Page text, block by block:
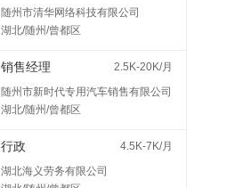
随州市清华网络科技有限公司
湖北/随州/曾都区
销售经理
2.5K-20K/月
随州市新时代专用汽车销售有限公司
湖北/随州/曾都区
行政
4.5K-7K/月
湖北海义劳务有限公司